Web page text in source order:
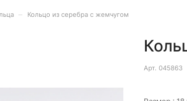
Кольцо из серебра с жемчугом
Арт. 045863